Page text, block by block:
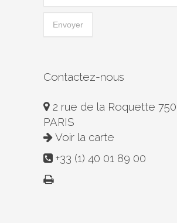
Contactez-nous
2 rue de la Roquette
PARIS
Voir la carte
+33 (1) 40 01 89 00